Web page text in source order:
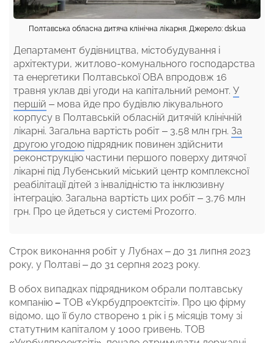
Полтавська обласна дитяча клінічна лікарня. Джерело: dsk.ua
Департамент будівництва, містобудування і
архітектури, житлово-комунального господарства
та енергетики Полтавської ОВА впродовж 16
травня уклав дві угоди на капітальний ремонт. У
першій – мова йде про будівлю лікувального
корпусу в Полтавській обласній дитячій клінічній
лікарні. Загальна вартість робіт – 3,58 млн грн. За
другою угодою підрядник повинен здійснити
реконструкцію частини першого поверху дитячої
лікарні під Лубенський міський центр комплексної
реабілітації дітей з інвалідністю та інклюзивну
інтеграцію. Загальна вартість цих робіт – 3,76 млн
грн. Про це йдеться у системі Prozorro.
Строк виконання робіт у Лубнах – до 31 липня 2023
року, у Полтаві – до 31 серпня 2023 року.
В обох випадках підрядником обрали полтавську
компанію – ТОВ «Укрбудпроектсіті». Про цю фірму
відомо, що її було створено 1 рік і 5 місяців тому зі
статутним капіталом у 1000 гривень. ТОВ